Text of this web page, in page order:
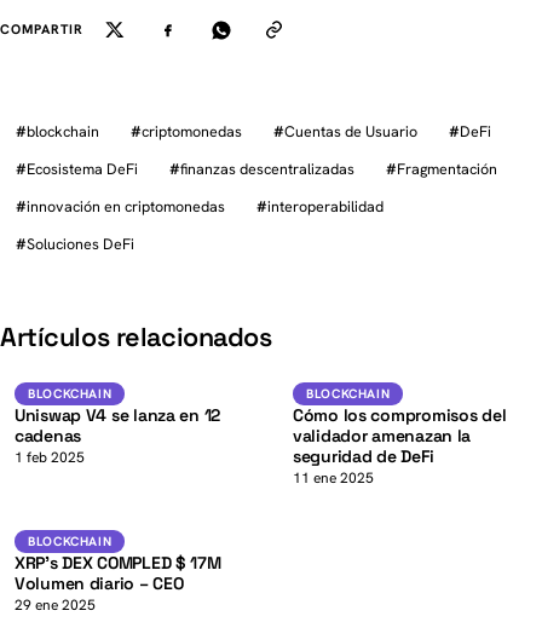
COMPARTIR
#blockchain #criptomonedas #Cuentas de Usuario #DeFi
#Ecosistema DeFi #finanzas descentralizadas #Fragmentación
#innovación en criptomonedas #interoperabilidad
#Soluciones DeFi
Artículos relacionados
Blockchain K
BLOCKCHAIN
Uniswap V4 se lanza en 12
cadenas
1 feb 2025
BLOCKCHAIN DeFi
BLOCKCHAIN
Cómo los compromisos del
validador amenazan la
seguridad de DeFi
11 ene 2025
BLOCKCHAIN XRP K
BLOCKCHAIN
XRP’s DEX COMPLED $ 17M
Volumen diario – CEO
29 ene 2025